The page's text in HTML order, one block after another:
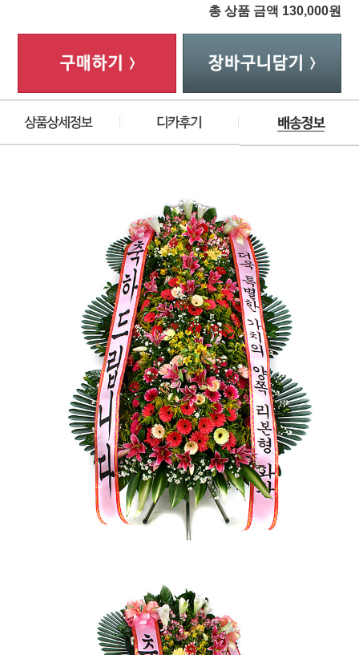
총 상품 금액 130,000원